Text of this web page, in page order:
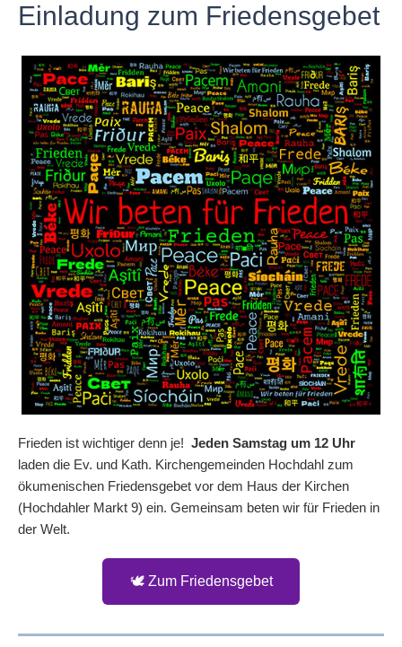
Einladung zum Friedensgebet
Frieden ist wichtiger denn je! ️ Jeden Samstag um 12 Uhr
laden die Ev. und Kath. Kirchengemeinden Hochdahl zum
ökumenischen Friedensgebet vor dem Haus der Kirchen
(Hochdahler Markt 9) ein. Gemeinsam beten wir für Frieden in
der Welt.
🕊️ Zum Friedensgebet